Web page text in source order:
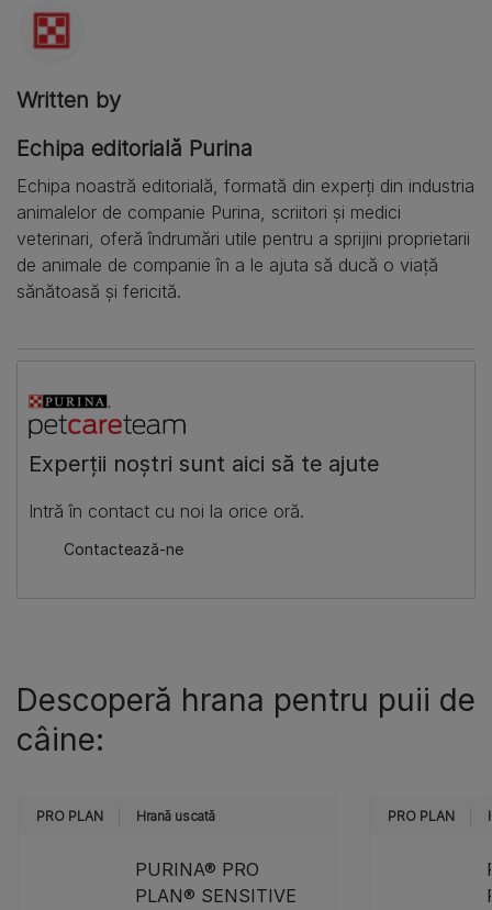
Written by
Echipa editorială Purina
Echipa noastră editorială, formată din experți din industria
animalelor de companie Purina, scriitori și medici
veterinari, oferă îndrumări utile pentru a sprijini proprietarii
de animale de companie în a le ajuta să ducă o viață
sănătoasă și fericită.
​Experții noștri sunt aici să te ajute
​Intră în contact cu noi la orice oră.
​Contactează-ne
Descoperă hrana pentru puii de
câine:
PRO PLAN Hrană uscată
PURINA® PRO
PLAN® SENSITIVE
PRO PLAN